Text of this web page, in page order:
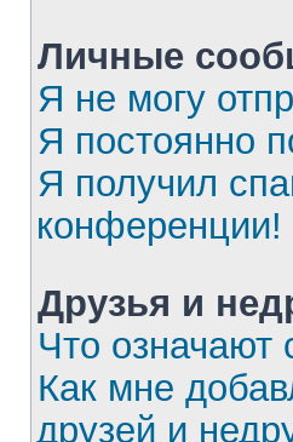
Личные
Я не могу
Я постоянно
Я получил
конференции!
Друзья и
Что означают
Как мне
друзей и